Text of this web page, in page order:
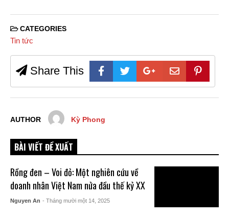
CATEGORIES
Tin tức
Share This
AUTHOR Kỳ Phong
BÀI VIẾT ĐỀ XUẤT
Rồng đen – Voi đỏ: Một nghiên cứu về
doanh nhân Việt Nam nửa đầu thế kỷ XX
Nguyen An - Tháng mười một 14, 2025